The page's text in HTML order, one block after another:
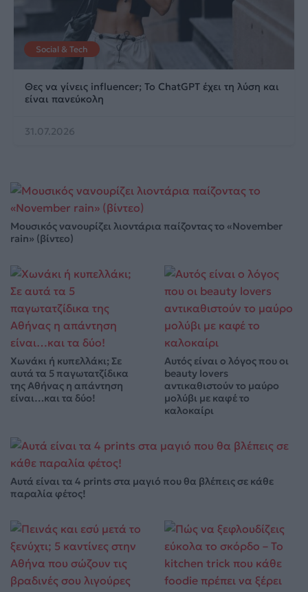
Social & Tech
Θες να γίνεις influencer; Το ChatGPT έχει τη λύση και
είναι πανεύκολη
31.07.2026
Μουσικός νανουρίζει λιοντάρια παίζοντας το «November
rain» (βίντεο)
Χωνάκι ή κυπελλάκι; Σε
αυτά τα 5 παγωτατζίδικα
της Αθήνας η απάντηση
είναι…και τα δύο!
Αυτός είναι ο λόγος που οι
beauty lovers
αντικαθιστούν το μαύρο
μολύβι με καφέ το
καλοκαίρι
Αυτά είναι τα 4 prints στα μαγιό που θα βλέπεις σε κάθε
παραλία φέτος!